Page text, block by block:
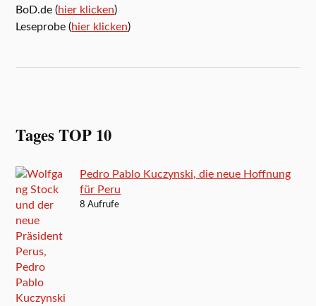
BoD.de (hier klicken)
Leseprobe (hier klicken)
Tages TOP 10
Pedro Pablo Kuczynski, die neue Hoffnung
für Peru
8 Aufrufe